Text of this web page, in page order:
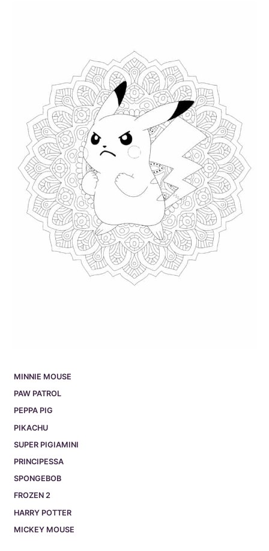
MINNIE MOUSE
PAW PATROL
PEPPA PIG
PIKACHU
SUPER PIGIAMINI
PRINCIPESSA
SPONGEBOB
FROZEN 2
HARRY POTTER
MICKEY MOUSE